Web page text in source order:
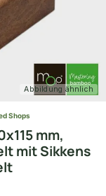
Abbildung ähnlich
Shops
mm,
mit Sikkens